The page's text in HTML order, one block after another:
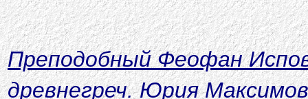
Преподобный Феофан
древнегреч. Юрия